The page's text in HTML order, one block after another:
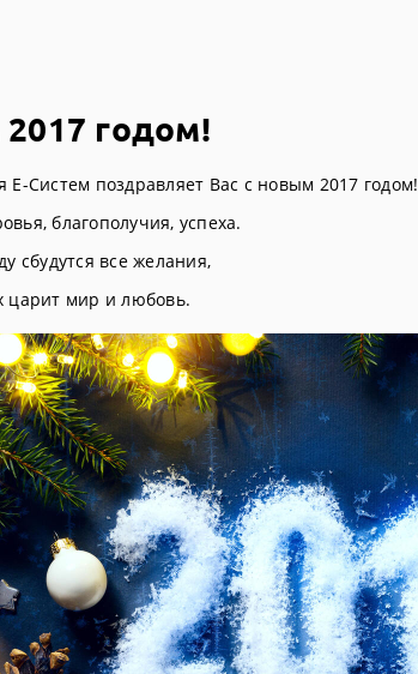
годом!
Е-Систем поздравляет Вас с новым 2017 годом!
благополучия, успеха.
сбудутся все желания,
царит мир и любовь.